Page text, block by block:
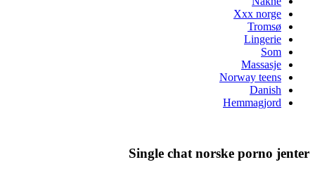
Xxx norge
Tromsø
Lingerie
Som
Massasje
Norway teens
Danish
Hemmagjord
Single chat norske porno jenter